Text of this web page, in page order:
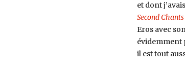
et dont
Second Chants
Eros avec
évidemment
il est tout